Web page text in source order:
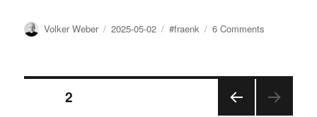
Author
Volker Weber
Posted
2025-05-02 Tags
#fraenk 6 Comments
Posts
PAGE2